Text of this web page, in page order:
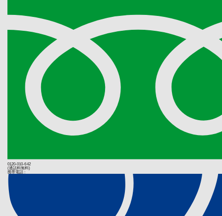
個人情報の取
託を行う場合
え、安全レベ
(個人情報提
個人情報の提
などのご提供
(当社Ｗｅ
当社サイトで
（Cookie）
ームから
成果確認・広
(第三者配
当社は、当社
詳細は
す。
(個人情報
情報を提供さ
利を有してい
保証期間内の
保証期間を過
い上げ日を証
料も含みます
するものとし
第３条（修
取扱説明書、
弊社はお客様
れている場合
お客様はお買
ご持参ご掲示
以下の理由に
ターの指示す
るものとしま
とします。弊
ヤーマン
販売店、
転居、贈
第２項及
から修理
ない場合
送料の負
する場合
0120-010-642
(通話料無料)
携帯電話 :